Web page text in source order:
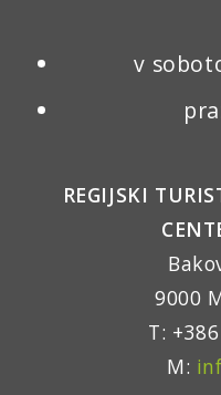
v
REGIJSKI
9000
T:
M: